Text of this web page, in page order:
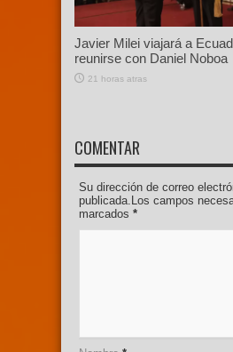
Javier Milei viajará a
reunirse con Daniel Noboa
21 horas atras
COMENTAR
Su dirección de correo
publicada.Los campos
marcados *